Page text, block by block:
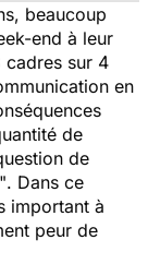
beaucoup
end à leur
cadres sur 4
en
de
de
. Dans ce
important à
peur de